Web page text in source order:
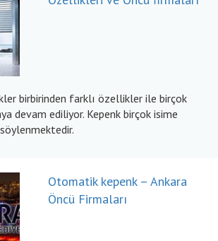
birbirinden farklı özellikler ile birçok
devam ediliyor. Kepenk birçok isime
Otomatik kepenk – Ankara
Öncü Firmaları